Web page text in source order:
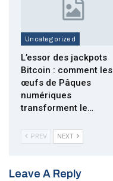
Uncategorized
L’essor des jackpots
Bitcoin : comment les
œufs de Pâques
numériques
transforment le…
PREV NEXT
Leave A Reply